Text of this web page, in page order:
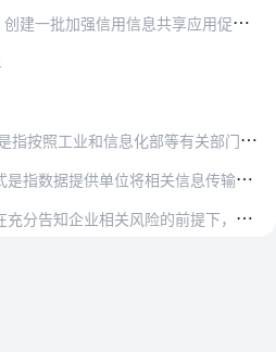
业融资示范地区、示范银行、示范平台，强化正面引导，推广先进经验。组织动员银行、保险、担保、信用服务等机构广…
中小企业划型标准确定的中型、小型、微型企业。个体工商户、农民专业合作社、农村集体经济组织的相关信用信息共享工…
台进行存储；“接口调用”共享方式是指数据提供单位向平台开放数据接口，由平台根据企业授权调用信息；“…
提下，通过企业书面授权或企业实名注册后线上授权等方式进行授权。